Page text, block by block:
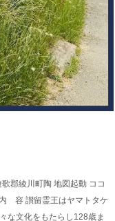
郡綾川町陶 地図起動 ココ
容 讃留霊王はヤマトタケ
な文化をもたらし128歳ま